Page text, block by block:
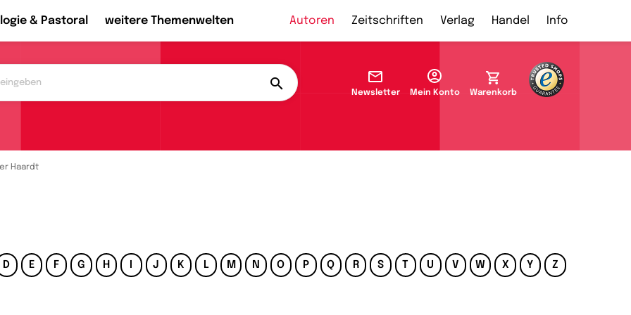
& Pastoral weitere Themenwelten Autoren Zeitschriften Verlag Handel Info
Newsletter Mein Konto Warenkorb
Haardt
D E F G H J K L M N O P Q R S T U V W X Y Z